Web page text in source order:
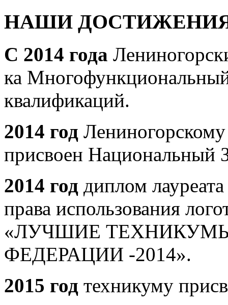
НАШИ
С 2014 года
ка
квалификаций.
2014 год
присвоен
2014 год диплом
права использования
«ЛУЧШИЕ
ФЕДЕРАЦИИ -2014».
2015 год техникуму